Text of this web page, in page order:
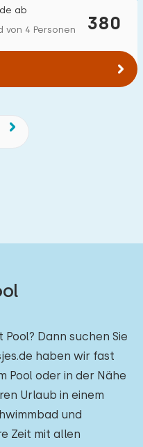
380
ab
von 4 Personen
Pool? Dann suchen Sie
haben wir fast
Pool oder in der Nähe
Urlaub in einem
und
Zeit mit allen